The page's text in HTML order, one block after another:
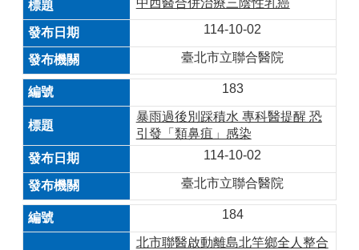
中西醫合併治療三陰性乳癌
114-10-02
臺北市立聯合醫院
183
暴雨過後別踩積水 專科醫提醒 恐
引發「類鼻疽」感染
114-10-02
臺北市立聯合醫院
184
北市聯醫啟動離島北竿鄉全人整合